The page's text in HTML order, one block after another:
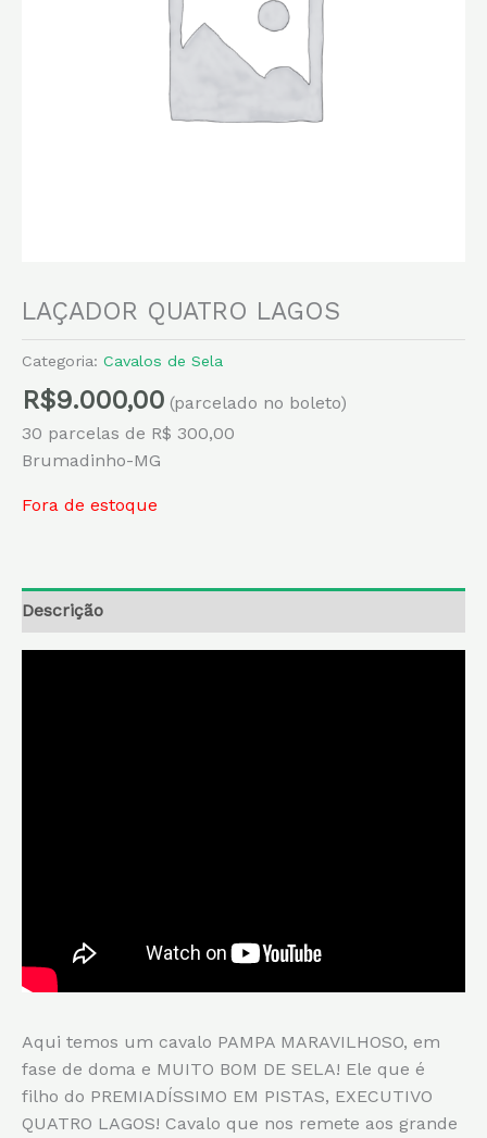
LAÇADOR QUATRO LAGOS
Categoria: Cavalos de Sela
R$9.000,00 (parcelado no boleto)
30 parcelas de R$ 300,00
Brumadinho-MG
Fora de estoque
Descrição
Aqui temos um cavalo PAMPA MARAVILHOSO, em
fase de doma e MUITO BOM DE SELA! Ele que é
filho do PREMIADÍSSIMO EM PISTAS, EXECUTIVO
QUATRO LAGOS! Cavalo que nos remete aos grande